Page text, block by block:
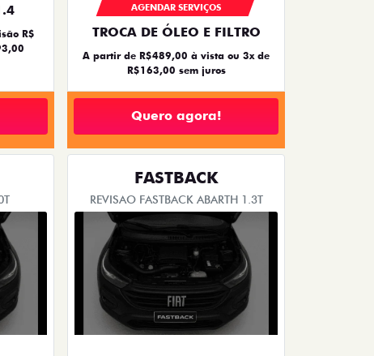
R$
AGENDAR SERVIÇOS
TROCA DE ÓLEO E FILTRO
A partir de R$489,00 à vista ou 3x de
R$163,00 sem juros
Quero agora!
FASTBACK
REVISAO FASTBACK ABARTH 1.3T